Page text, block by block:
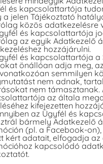
és kapcsolattartója
a jelen Tájékoztató
közös adatkezelésre
és kapcsolattartója
az egyik Adatkezelő
hozzájárulni.
és kapcsolattartója a
önállóan adja meg,
semmilyen
nem adnak,
nem támasztanak.
az általa
kifejezetten
az Ügyfél és
bármely Adatkezelő
(pl. a Facebook-
kért adatait, elfogadja
kapcsolódó